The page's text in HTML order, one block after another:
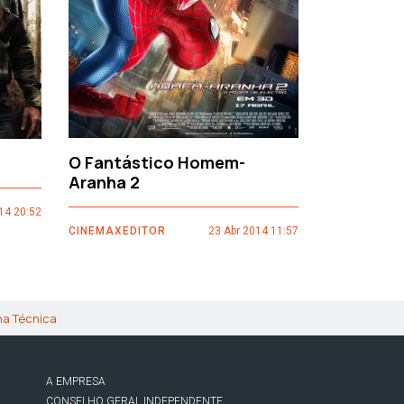
20:52
O Fantástico Homem-
Aranha 2
CINEMAXEDITOR 23 Abr 2014 11:57
Técnica
A EMPRESA